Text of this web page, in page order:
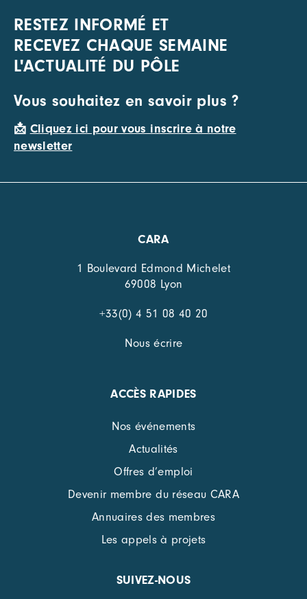
RESTEZ INFORMÉ ET
RECEVEZ CHAQUE SEMAINE
L'ACTUALITÉ DU PÔLE
Vous souhaitez en savoir plus ?
📩 Cliquez ici pour vous inscrire à notre
newsletter
CARA
1 Boulevard Edmond Michelet
69008 Lyon
+33(0) 4 51 08 40 20
Nous écrire
ACCÈS RAPIDES
Nos événements
Actualités
Offres d’emploi
Devenir membre du réseau CARA
Annuaires des membres
Les appels à projets
SUIVEZ-NOUS